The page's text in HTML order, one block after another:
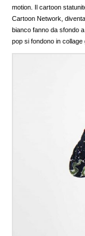
motion. Il cartoon
Cartoon Network,
bianco fanno da sfondo
pop si fondono in collage